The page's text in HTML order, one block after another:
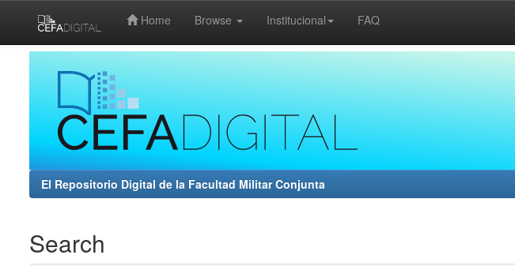
Home Browse Institucional FAQ
El Repositorio Digital de la Facultad Militar Conjunta
Search